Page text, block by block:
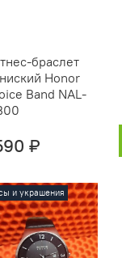
браслет
Honor
Band NAL-
₽
и украшения